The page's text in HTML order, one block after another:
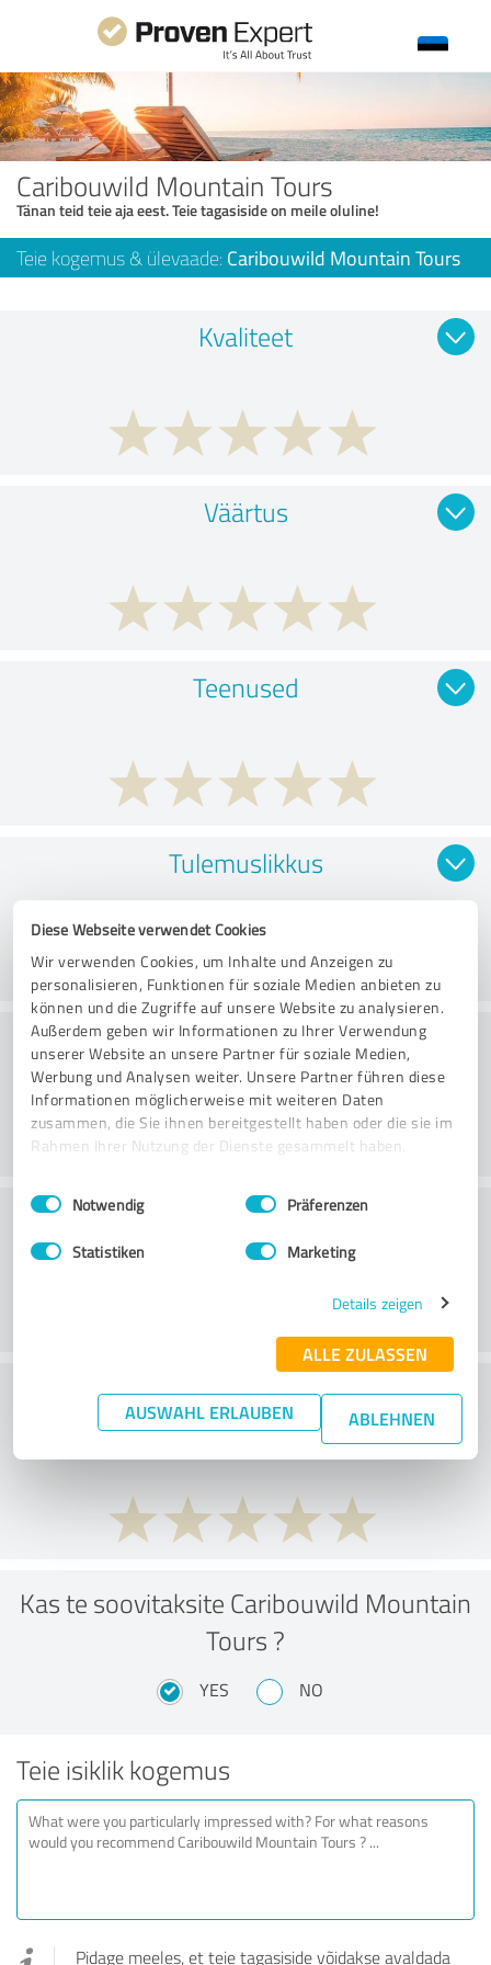
Diese Webseite verwendet Cookies
Wir verwenden Cookies, um Inhalte und Anzeigen zu
personalisieren, Funktionen für soziale Medien anbieten zu
können und die Zugriffe auf unsere Website zu analysieren.
Außerdem geben wir Informationen zu Ihrer Verwendung
unserer Website an unsere Partner für soziale Medien,
Werbung und Analysen weiter. Unsere Partner führen diese
Informationen möglicherweise mit weiteren Daten
zusammen, die Sie ihnen bereitgestellt haben oder die sie im
Rahmen Ihrer Nutzung der Dienste gesammelt haben.
Impressum Datenschutzbestimmungen
Einwilligungsauswahl
Notwendig Präferenzen
Statistiken Marketing
Details zeigen
ALLE ZULASSEN
AUSWAHL ERLAUBEN ABLEHNEN
Caribouwild Mountain Tours
Tänan teid teie aja eest. Teie tagasiside on meile oluline!
Teie kogemus & ülevaade: Caribouwild Mountain Tours
Kvaliteet
Väärtus
Teenused
Tulemuslikkus
Konsultatsioon
Klienditeenindus
What do you think of the price to
performance ratio?
Kas te soovitaksite Caribouwild Mountain
Tours ?
YES NO
Teie isiklik kogemus
Pidage meeles, et teie tagasiside võidakse avaldada